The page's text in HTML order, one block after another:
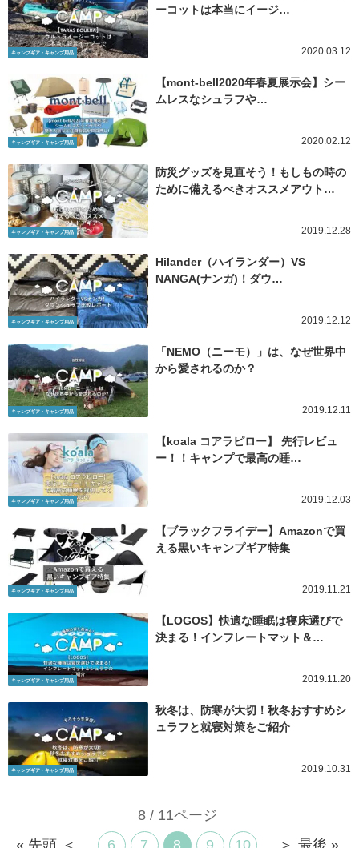
キャンプギア・キャンプ用品
ーコットは本当にイージ…
2020.03.12
キャンプギア・キャンプ用品
【mont-bell2020年春夏展示会】シー
ムレスなシュラフや…
2020.02.12
キャンプギア・キャンプ用品
防災グッズを見直そう！もしもの時の
ために備えるべきオススメアウト…
2019.12.28
キャンプギア・キャンプ用品
Hilander（ハイランダー）VS
NANGA(ナンガ)！ダウ…
2019.12.12
キャンプギア・キャンプ用品
「NEMO（ニーモ）」は、なぜ世界中
から愛されるのか？
2019.12.11
キャンプギア・キャンプ用品
【koala コアラピロー】 先行レビュ
ー！！キャンプで最高の睡…
2019.12.03
キャンプギア・キャンプ用品
【ブラックフライデー】Amazonで買
える黒いキャンプギア特集
2019.11.21
キャンプギア・キャンプ用品
【LOGOS】快適な睡眠は寝床選びで
決まる！インフレートマット＆…
2019.11.20
キャンプギア・キャンプ用品
秋冬は、防寒が大切！秋冬おすすめシ
ュラフと就寝対策をご紹介
2019.10.31
8 / 11ページ
« 先頭 ＜ 6 7 8 9 10 ＞ 最後 »